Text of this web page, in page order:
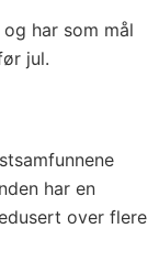
har som mål
jul.
har en
over flere